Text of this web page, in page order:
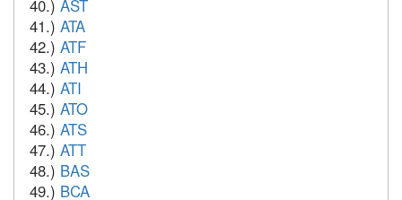
40.) AST
41.) ATA
42.) ATF
43.) ATH
44.) ATI
45.) ATO
46.) ATS
47.) ATT
48.) BAS
49.) BCA